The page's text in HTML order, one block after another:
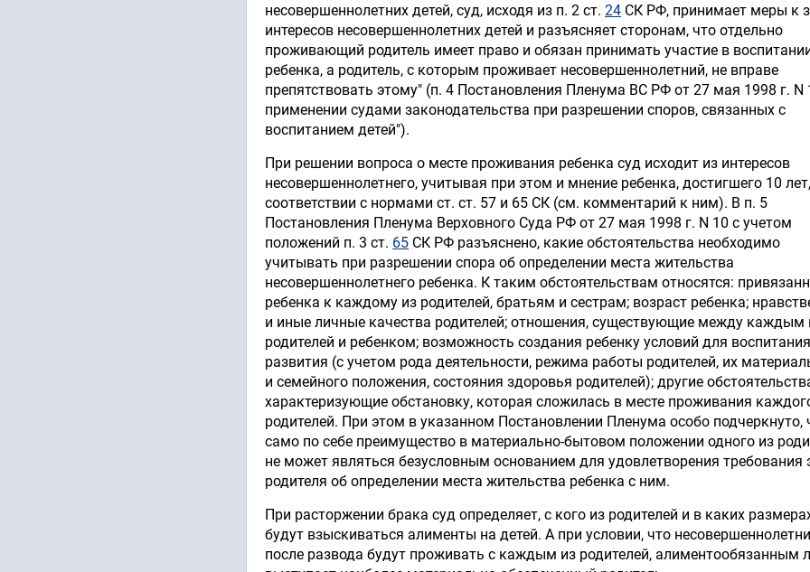
несовершеннолетних детей, суд, исходя из п. 2 ст. 24 СК РФ, принимает меры к
интересов несовершеннолетних детей и разъясняет сторонам, что отдельно
проживающий родитель имеет право и обязан принимать участие в
ребенка, а родитель, с которым проживает несовершеннолетний, не вправе
препятствовать этому" (п. 4 Постановления Пленума ВС РФ от 27 мая 1998 г. N
применении судами законодательства при разрешении споров, связанных с
воспитанием детей").
При решении вопроса о месте проживания ребенка суд исходит из интересов
несовершеннолетнего, учитывая при этом и мнение ребенка, достигшего 10
соответствии с нормами ст. ст. 57 и 65 СК (см. комментарий к ним). В п. 5
Постановления Пленума Верховного Суда РФ от 27 мая 1998 г. N 10 с учетом
положений п. 3 ст. 65 СК РФ разъяснено, какие обстоятельства необходимо
учитывать при разрешении спора об определении места жительства
несовершеннолетнего ребенка. К таким обстоятельствам относятся:
ребенка к каждому из родителей, братьям и сестрам; возраст ребенка;
и иные личные качества родителей; отношения, существующие между каждым
родителей и ребенком; возможность создания ребенку условий для
развития (с учетом рода деятельности, режима работы родителей, их
и семейного положения, состояния здоровья родителей); другие
характеризующие обстановку, которая сложилась в месте проживания
родителей. При этом в указанном Постановлении Пленума особо подчеркнуто,
само по себе преимущество в материально-бытовом положении одного из
не может являться безусловным основанием для удовлетворения требования
родителя об определении места жительства ребенка с ним.
При расторжении брака суд определяет, с кого из родителей и в каких
будут взыскиваться алименты на детей. А при условии, что
после развода будут проживать с каждым из родителей, алиментообязанным